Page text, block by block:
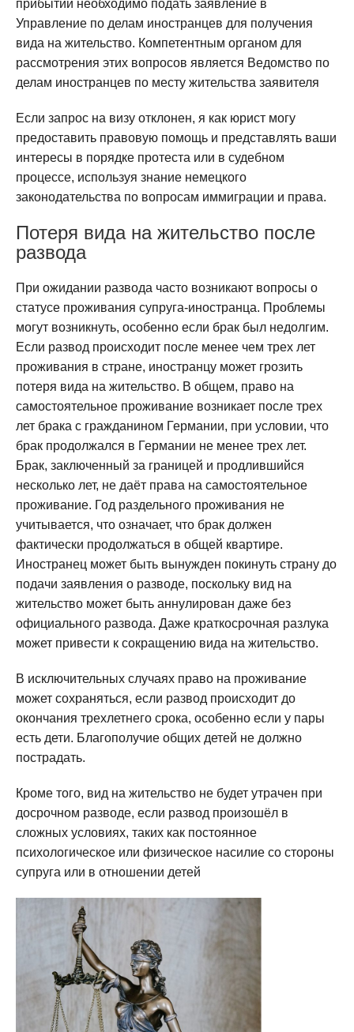
прибытии необходимо подать заявление в
Управление по делам иностранцев для получения
вида на жительство. Компетентным органом для
рассмотрения этих вопросов является Ведомство по
делам иностранцев по месту жительства заявителя
Если запрос на визу отклонен, я как юрист могу
предоставить правовую помощь и представлять ваши
интересы в порядке протеста или в судебном
процессе, используя знание немецкого
законодательства по вопросам иммиграции и права.
Потеря вида на жительство после
развода
При ожидании развода часто возникают вопросы о
статусе проживания супруга-иностранца. Проблемы
могут возникнуть, особенно если брак был недолгим.
Если развод происходит после менее чем трех лет
проживания в стране, иностранцу может грозить
потеря вида на жительство. В общем, право на
самостоятельное проживание возникает после трех
лет брака с гражданином Германии, при условии, что
брак продолжался в Германии не менее трех лет.
Брак, заключенный за границей и продлившийся
несколько лет, не даёт права на самостоятельное
проживание. Год раздельного проживания не
учитывается, что означает, что брак должен
фактически продолжаться в общей квартире.
Иностранец может быть вынужден покинуть страну до
подачи заявления о разводе, поскольку вид на
жительство может быть аннулирован даже без
официального развода. Даже краткосрочная разлука
может привести к сокращению вида на жительство.
В исключительных случаях право на проживание
может сохраняться, если развод происходит до
окончания трехлетнего срока, особенно если у пары
есть дети. Благополучие общих детей не должно
пострадать.
Кроме того, вид на жительство не будет утрачен при
досрочном разводе, если развод произошёл в
сложных условиях, таких как постоянное
психологическое или физическое насилие со стороны
супруга или в отношении детей